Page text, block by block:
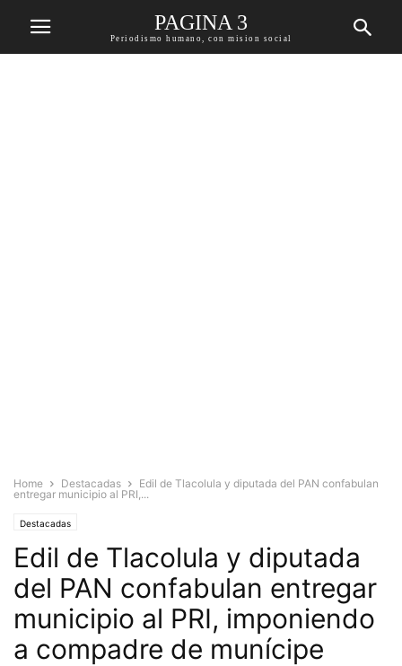
PAGINA 3
Periodismo humano, con mision social
Home Destacadas
Edil de Tlacolula y diputada del PAN confabulan
entregar municipio al PRI,...
Destacadas
Edil de Tlacolula y diputada
del PAN confabulan entregar
municipio al PRI, imponiendo
a compadre de munícipe